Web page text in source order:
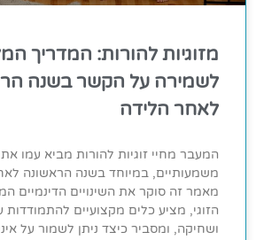
מזוגיות להורות: המדריך
לשמירה על הקשר בשנה
לאחר הלידה
המעבר מחיי זוגיות להורות מביא עמו
משמעותיים, במיוחד בשנה הראשונה
מאמר זה סוקר את השינויים הדינמיים
הזוגי, מציע כלים מקצועיים להתמודדות
ושחיקה, ומסביר כיצד ניתן לשמור על